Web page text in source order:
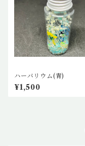
ハーバリウム(青)
¥1,500